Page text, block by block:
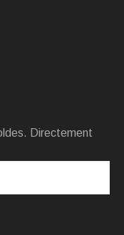
Directement